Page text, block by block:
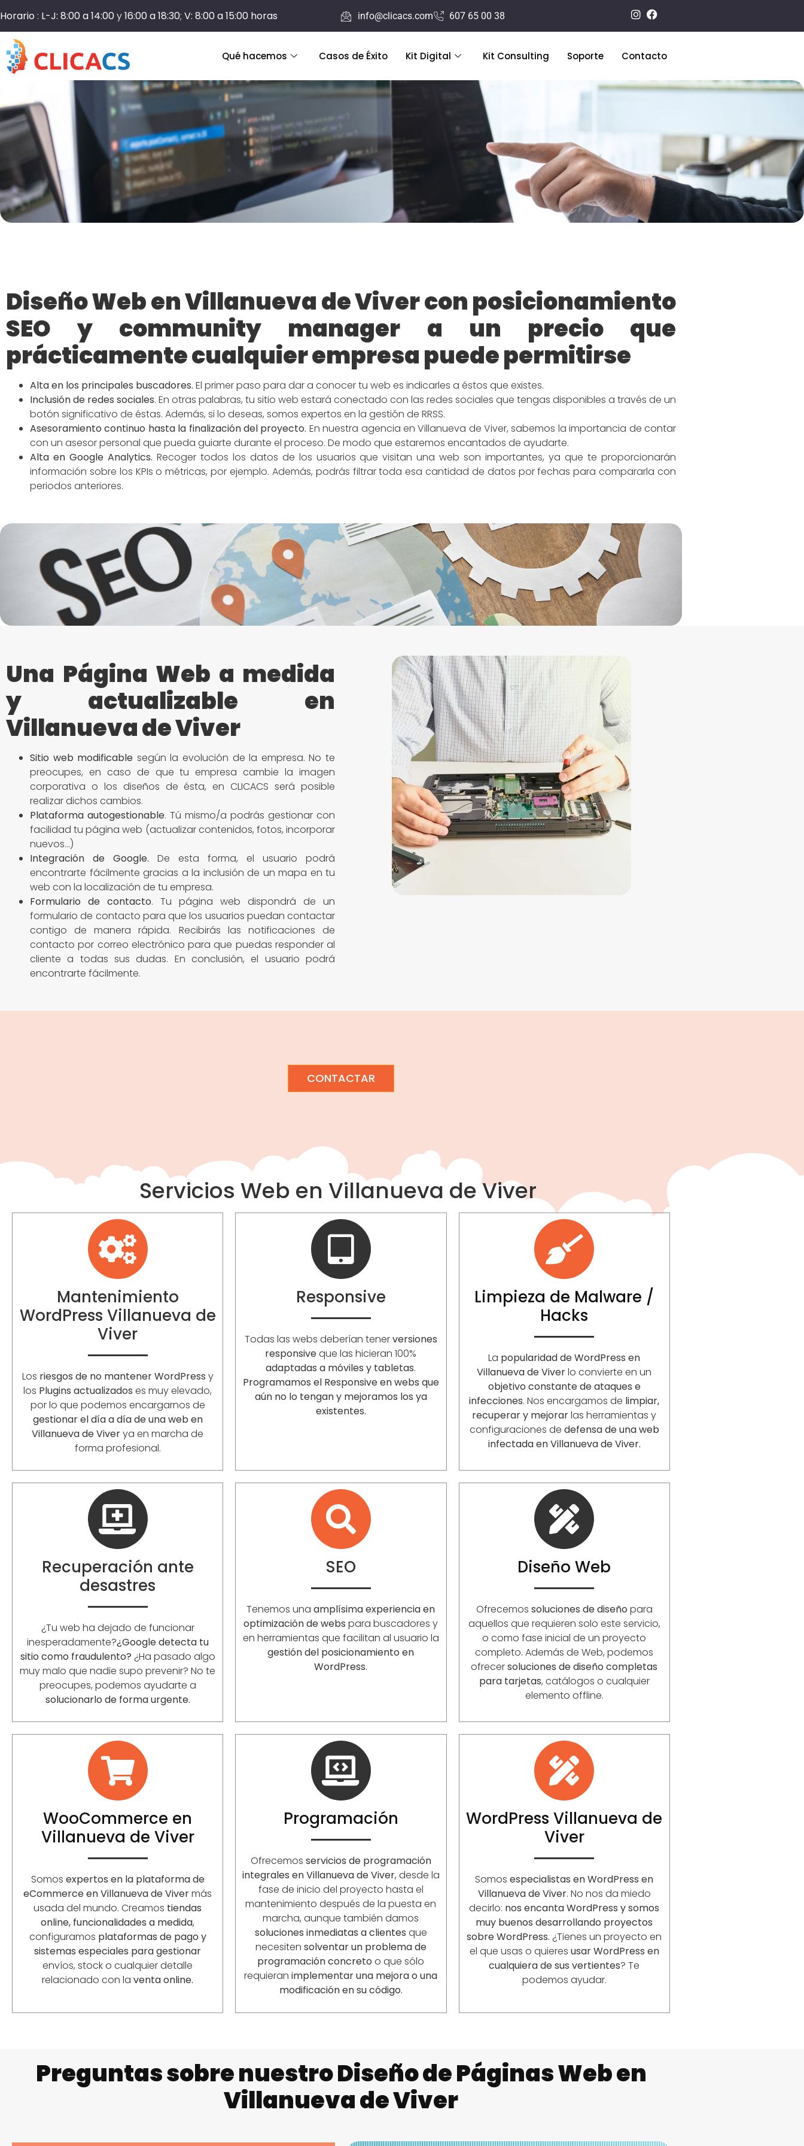
Horario : L-J: 8:00 a 14:00y16:00 a 18:30; V: 8:00 a 15:00 horas info@clicacs.com 607 65 00 38
Qué hacemos Casos de Éxito Kit Digital Kit Consulting Soporte Contacto
Diseño Web en Villanueva de Viver con posicionamiento
SEO y community manager a un precio que
prácticamente cualquier empresa puede permitirse
Alta en los principales buscadores. El primer paso para dar a conocer tu web es indicarles a éstos que existes.
Inclusión de redes sociales. En otras palabras, tu sitio web estará conectado con las redes sociales que tengas disponibles a través de un
botón significativo de éstas. Además, si lo deseas, somos expertos en la gestión de RRSS.
Asesoramiento continuo hasta la finalización del proyecto. En nuestra agencia en Villanueva de Viver, sabemos la importancia de contar
con un asesor personal que pueda guiarte durante el proceso. De modo que estaremos encantados de ayudarte.
Alta en Google Analytics. Recoger todos los datos de los usuarios que visitan una web son importantes, ya que te proporcionarán
información sobre los KPIs o métricas, por ejemplo. Además, podrás filtrar toda esa cantidad de datos por fechas para compararla con
periodos anteriores.
Una Página Web a medida
y actualizable en
Villanueva de Viver
Sitio web modificable según la evolución de la empresa. No te
preocupes, en caso de que tu empresa cambie la imagen
corporativa o los diseños de ésta, en CLICACS será posible
realizar dichos cambios.
Plataforma autogestionable. Tú mismo/a podrás gestionar con
facilidad tu página web (actualizar contenidos, fotos, incorporar
nuevos…)
Integración de Google. De esta forma, el usuario podrá
encontrarte fácilmente gracias a la inclusión de un mapa en tu
web con la localización de tu empresa.
Formulario de contacto. Tu página web dispondrá de un
formulario de contacto para que los usuarios puedan contactar
contigo de manera rápida. Recibirás las notificaciones de
contacto por correo electrónico para que puedas responder al
cliente a todas sus dudas. En conclusión, el usuario podrá
encontrarte fácilmente.
CONTACTAR
Servicios Web en Villanueva de Viver
Mantenimiento
WordPress Villanueva de
Viver
Los riesgos de no mantener WordPress y
los Plugins actualizados es muy elevado,
por lo que podemos encargarnos de
gestionar el día a día de una web en
Villanueva de Viverya en marcha de
forma profesional.
Responsive
Todas las webs deberían tenerversiones
responsiveque las hicieran 100%
adaptadas a móviles y tabletas.
Programamos el Responsive en webs que
aún no lo tengan y mejoramos los ya
existentes.
Limpieza de Malware /
Hacks
La popularidad de WordPress en
Villanueva de Viverlo convierte en un
objetivo constante de ataques e
infecciones. Nos encargamos de limpiar,
recuperar y mejorarlas herramientas y
configuraciones de defensa de una web
infectada en Villanueva de Viver.
Recuperación ante
desastres
¿Tu web ha dejado de funcionar
inesperadamente?¿Google detecta tu
sitio como fraudulento? ¿Ha pasado algo
muy malo que nadie supo prevenir? No te
preocupes, podemos ayudarte a
solucionarlo de forma urgente.
SEO
Tenemos unaamplísima experiencia en
optimización de webs para buscadores y
en herramientas que facilitan al usuario la
gestión del posicionamiento en
WordPress.
Diseño Web
Ofrecemos soluciones de diseño para
aquellos que requieren solo este servicio,
o como fase inicial de un proyecto
completo. Además de Web, podemos
ofrecersoluciones de diseño completas
para tarjetas, catálogos o cualquier
elemento offline.
WooCommerce en
Villanueva de Viver
Somos expertos en la plataforma de
eCommerce en Villanueva de Vivermás
usada del mundo. Creamos tiendas
online, funcionalidades a medida,
configuramos plataformas de pago y
sistemas especiales para gestionar
envíos, stock o cualquier detalle
relacionado con laventa online.
Programación
Ofrecemos servicios de programación
integrales en Villanueva de Viver, desde la
fase de inicio del proyecto hasta el
mantenimiento después de la puesta en
marcha, aunque también damos
soluciones inmediatas a clientes que
necesiten solventar un problema de
programación concreto o que sólo
requieranimplementar una mejora o una
modificación en su código.
WordPress Villanueva de
Viver
Somos especialistas en WordPress en
Villanueva de Viver. No nos da miedo
decirlo: nos encanta WordPress y somos
muy buenos desarrollando proyectos
sobre WordPress. ¿Tienes un proyecto en
el que usas o quieres usar WordPress en
cualquiera de sus vertientes? Te
podemos ayudar.
Preguntas sobre nuestro Diseño de Páginas Web en
Villanueva de Viver